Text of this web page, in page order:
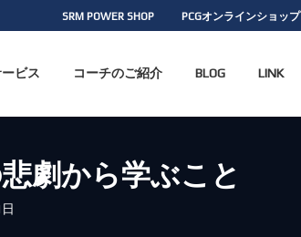
SRM POWER SHOP PCGオンラインショップ
ービス コーチのご紹介 BLOG LINK
劇から学ぶこと